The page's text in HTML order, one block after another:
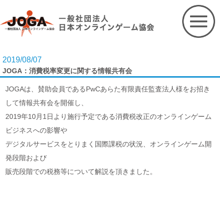
content
2019/08/07
JOGA：消費税率変更に関する情報共有会
JOGAは、賛助会員であるPwCあらた有限責任監査法人様をお招き
して情報共有会を開催し、
2019年10月1日より施行予定である消費税改正のオンラインゲーム
ビジネスへの影響や
デジタルサービスをとりまく国際課税の状況、オンラインゲーム開
発段階および
販売段階での税務等について解説を頂きました。